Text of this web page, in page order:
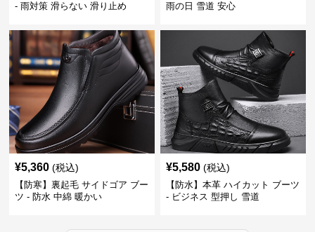
- 雨対策 滑らない 滑り止め
雨の日 雪道 安心
¥5,360 (税込)
【防寒】裏起毛 サイドゴア ブー
ツ - 防水 中綿 暖かい
¥5,580 (税込)
【防水】本革 ハイカット ブーツ
- ビジネス 型押し 雪道